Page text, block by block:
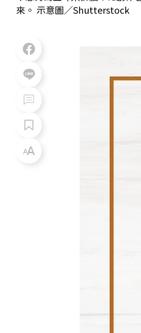
來。 示意圖／Shutterstock